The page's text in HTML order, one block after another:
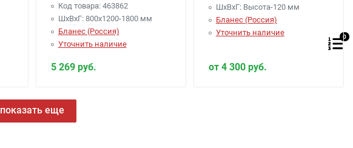
Код товара: 463862
ШхВхГ: 800х1200-1800 мм
Бланес (Россия)
Уточнить наличие
5 269 руб.
ШхВхГ: Высота-120 мм
Бланес (Россия)
Уточнить наличие
от 4 300 руб.
показать еще
0